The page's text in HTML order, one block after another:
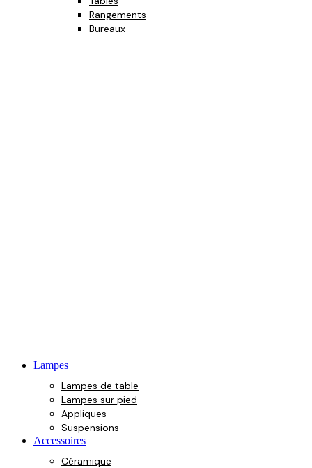
Rangements
Bureaux
Lampes
Lampes de table
Lampes sur pied
Appliques
Suspensions
Accessoires
Céramique